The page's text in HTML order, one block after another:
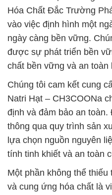
Hóa Chất Đắc Trường
vào việc định hình một
ngày càng bền vững.
được sự phát triển bền
chất bền vững và an toàn
Chúng tôi cam kết cung
Natri Hạt – CH3COONa
định và đảm bảo an
thông qua quy trình sản
lựa chọn nguồn nguyên
tính tinh khiết và an toàn
Một phần không thể
và cung ứng hóa chất là